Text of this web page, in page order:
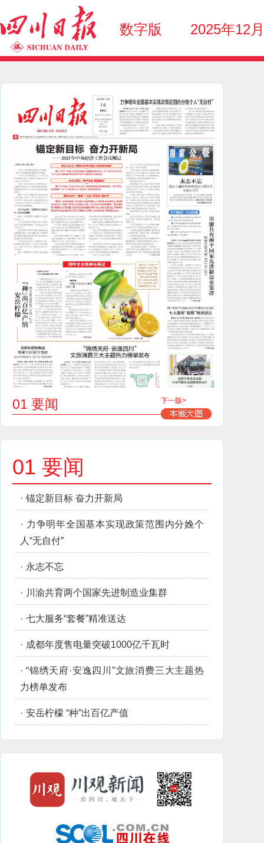
数字版 2025年12
01 要闻 下一版>
01 要闻
· 锚定新目标 奋力开新局
· 力争明年全国基本实现政策范围内分娩个
人“无自付”
· 永志不忘
· 川渝共育两个国家先进制造业集群
· 七大服务“套餐”精准送达
· 成都年度售电量突破1000亿千瓦时
· “锦绣天府·安逸四川”文旅消费三大主题热
力榜单发布
· 安岳柠檬 “种”出百亿产值